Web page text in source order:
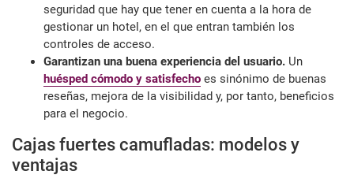
seguridad que hay que tener en cuenta a la hora de
gestionar un hotel, en el que entran también los
controles de acceso.
Garantizan una buena experiencia del usuario. Un
huésped cómodo y satisfecho es sinónimo de buenas
reseñas, mejora de la visibilidad y, por tanto, beneficios
para el negocio.
Cajas fuertes camufladas: modelos y
ventajas